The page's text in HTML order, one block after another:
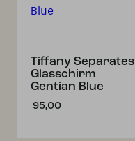
Tiffany Separates
Glasschirm
Gentian Blue
95,00